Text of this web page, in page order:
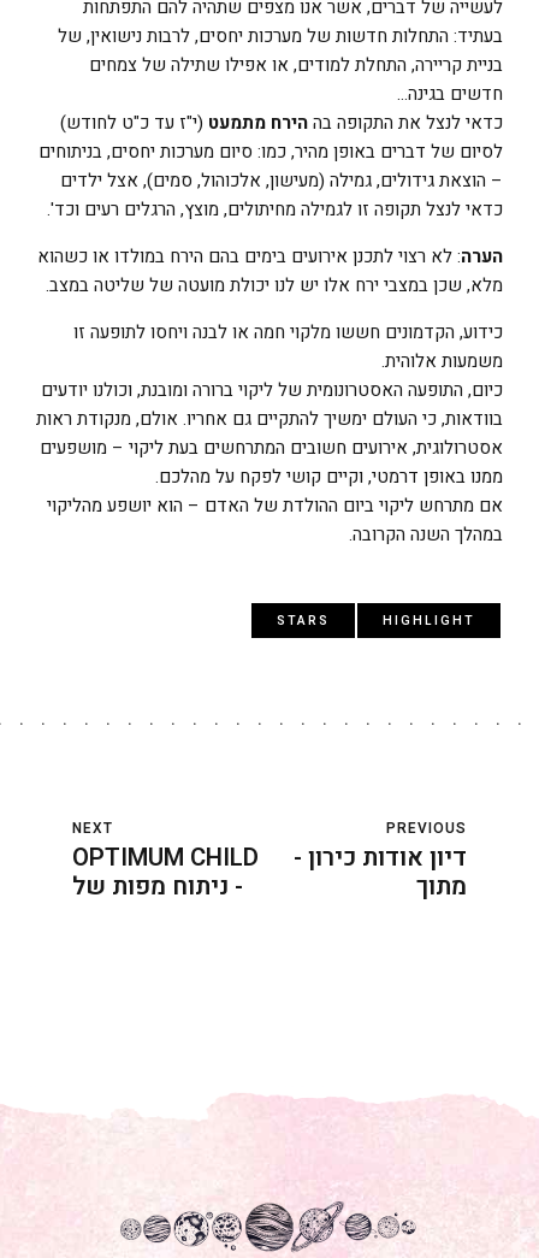
לעשייה של דברים, אשר אנו מצפים שתהיה להם התפתחות
בעתיד: התחלות חדשות של מערכות יחסים, לרבות נישואין, של
בניית קריירה, התחלת למודים, או אפילו שתילה של צמחים
חדשים בגינה…
כדאי לנצל את התקופה בההירח מתמעט (י"ז עד כ"ט לחודש)
לסיום של דברים באופן מהיר, כמו: סיום מערכות יחסים, בניתוחים
– הוצאת גידולים, גמילה (מעישון, אלכוהול, סמים), אצל ילדים
כדאי לנצל תקופה זו לגמילה מחיתולים, מוצץ, הרגלים רעים וכד'.
הערה: לא רצוי לתכנן אירועים בימים בהם הירח במולדו או כשהוא
מלא, שכן במצבי ירח אלו יש לנו יכולת מועטה של שליטה במצב.
כידוע, הקדמונים חששו מלקוי חמה או לבנה ויחסו לתופעה זו
משמעות אלוהית.
כיום, התופעה האסטרונומית של ליקוי ברורה ומובנת, וכולנו יודעים
בוודאות, כי העולם ימשיך להתקיים גם אחריו. אולם, מנקודת ראות
אסטרולוגית, אירועים חשובים המתרחשים בעת ליקוי – מושפעים
ממנו באופן דרמטי, וקיים קושי לפקח על מהלכם.
אם מתרחש ליקוי ביום ההולדת של האדם – הוא יושפע מהליקוי
במהלך השנה הקרובה.
HIGHLIGHT
STARS
PREVIOUS
דיון אודות כירון -
מתוך
NEXT
OPTIMUM CHILD
- ניתוח מפות של